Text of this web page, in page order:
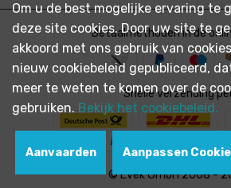
Dikte / sterkte :
0.5mm
lengte : 250mm
breedte : 150mm
€ 33,66
Dikte / sterkte :
0.5mm
lengte : 300mm
breedte : 150mm
€ 40,40
0.5mm
Betaalmethoden in de
Snelle verzending
© Evek GmbH 2008 -
Om u de best mogelijke ervaring te
deze site cookies. Door uw site te
akkoord met ons gebruik van
nieuw cookiebeleid gepubliceerd,
meer te weten te komen over de
gebruiken. Bekijk het cookiebeleid.
Aanvaarden Aanpassen